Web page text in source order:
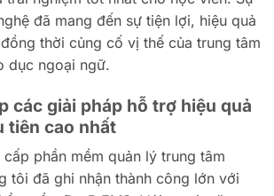
đã mang đến sự tiện lợi, hiệu quả
thời củng cố vị thế của trung tâm
dục ngoại ngữ.
các giải pháp hỗ trợ hiệu quả
tiên cao nhất
cấp phần mềm quản lý trung tâm
tôi đã ghi nhận thành công lớn với